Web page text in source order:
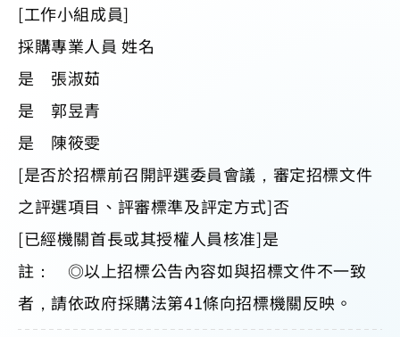
[工作小組成員]
採購專業人員 姓名
是 張淑茹
是 郭昱青
是 陳筱雯
[是否於招標前召開評選委員會議，審定招標文件
之評選項目、評審標準及評定方式]否
[已經機關首長或其授權人員核准]是
註： ◎以上招標公告內容如與招標文件不一致
者，請依政府採購法第41條向招標機關反映。